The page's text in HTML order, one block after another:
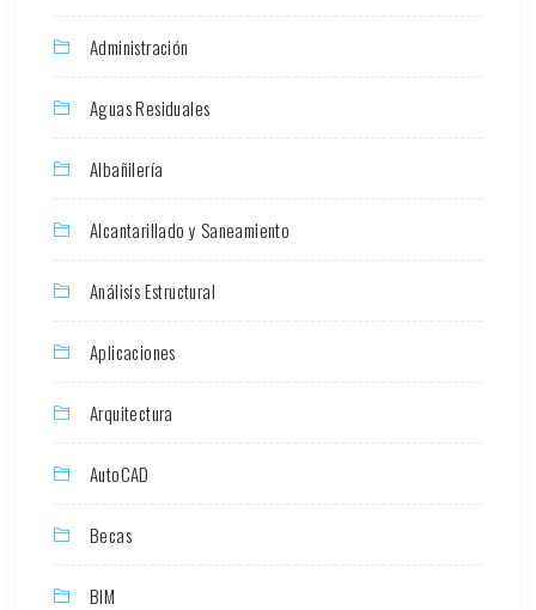
Administración
Aguas Residuales
Albañilería
Alcantarillado y Saneamiento
Análisis Estructural
Aplicaciones
Arquitectura
AutoCAD
Becas
BIM